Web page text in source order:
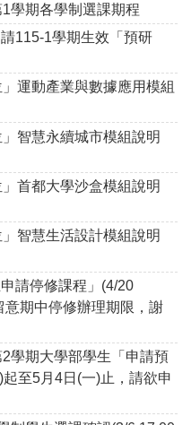
學期各學制選課期程
115-1學期生效「預研
運動產業與數據應用模組
智慧永續城市模組說明
首都大學沙盒模組說明
智慧生活設計模組說明
請停修課程」(4/20
期中停修辦理期限，謝
2學期大學部學生「申請預
至5月4日(一)止，請欲申